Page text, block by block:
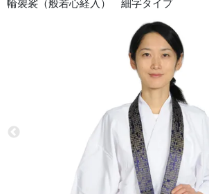
輪袈裟（般若心経入） 細字タイプ